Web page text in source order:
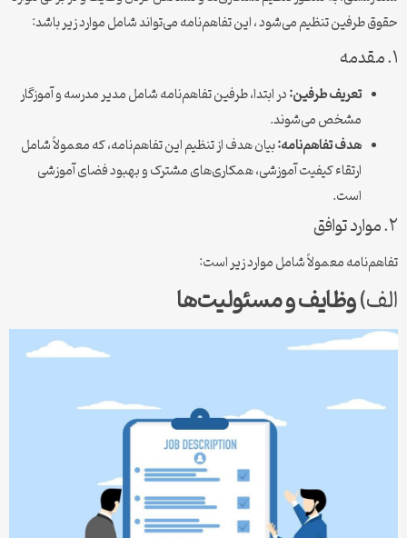
حقوق طرفین تنظیم می‌شود ، این تفاهم‌نامه می‌تواند شامل موارد زیر باشد:
۱. مقدمه
تعریف طرفین:در ابتدا، طرفین تفاهم‌نامه شامل مدیر مدرسه و آموزگار
مشخص می‌شوند.
هدف تفاهم‌نامه:بیان هدف از تنظیم این تفاهم‌نامه، که معمولاً شامل
ارتقاء کیفیت آموزشی، همکاری‌های مشترک و بهبود فضای آموزشی
است.
۲. موارد توافق
تفاهم‌نامه معمولاً شامل موارد زیر است:
الف)وظایف و مسئولیت‌ها